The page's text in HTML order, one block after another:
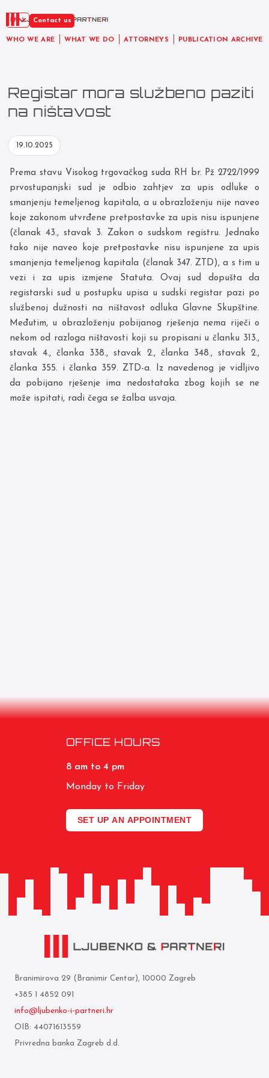
WHO WE ARE WHAT WE DO ATTORNEYS PUBLICATION ARCHIVE
EN Contact us
Registar mora službeno paziti
na ništavost
19.10.2025
Prema stavu Visokog trgovačkog suda RH br. Pž 2722/1999
prvostupanjski sud je odbio zahtjev za upis odluke o
smanjenju temeljenog kapitala, a u obrazloženju nije naveo
koje zakonom utvrđene pretpostavke za upis nisu ispunjene
(članak 43., stavak 3. Zakon o sudskom registru. Jednako
tako nije naveo koje pretpostavke nisu ispunjene za upis
smanjenja temeljenog kapitala (članak 347. ZTD), a s tim u
vezi i za upis izmjene Statuta. Ovaj sud dopušta da
registarski sud u postupku upisa u sudski registar pazi po
službenoj dužnosti na ništavost odluka Glavne Skupštine.
Međutim, u obrazloženju pobijanog rješenja nema riječi o
nekom od razloga ništavosti koji su propisani u članku 313.,
stavak 4., članka 338., stavak 2., članka 348., stavak 2.,
članka 355. i članka 359. ZTD-a. Iz navedenog je vidljivo
da pobijano rješenje ima nedostataka zbog kojih se ne
može ispitati, radi čega se žalba usvaja.
OFFICE HOURS
8 am to 4 pm
Monday to Friday
SET UP AN APPOINTMENT
Branimirova 29 (Branimir Centar), 10000 Zagreb
+385 1 4852 091
info@ljubenko-i-partneri.hr
OIB: 44071613559
Privredna banka Zagreb d.d.